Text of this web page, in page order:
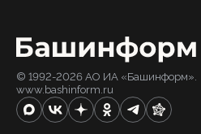
© 1992-2026 АО ИА «Башинформ».
www.bashinform.ru